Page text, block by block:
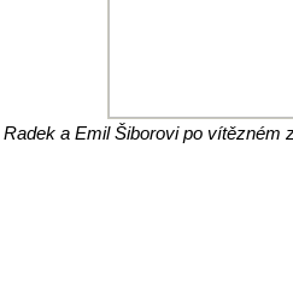
Radek a Emil Šiborovi po vítězném